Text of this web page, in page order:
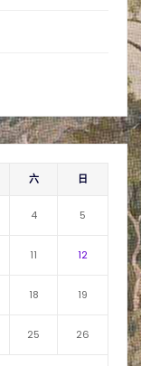
六 日
4 5
11 12
18 19
25 26